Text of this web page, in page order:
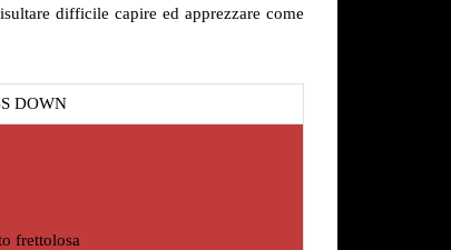
difficile capire ed apprezzare come
DOWN
frettolosa